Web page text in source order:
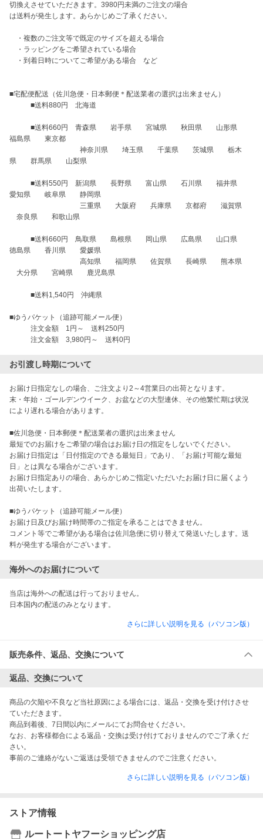
切換えさせていただきます。3980円未満のご注文の場合
は送料が発生します。あらかじめご了承ください。
・複数のご注文等で既定のサイズを超える場合
・ラッピングをご希望されている場合
・到着日時についてご希望がある場合　など
■宅配便配送（佐川急便・日本郵便＊配送業者の選択は出来ません）
■送料880円　北海道
■送料660円　青森県　　岩手県　　宮城県　　秋田県　　山形県
福島県　　東京都
神奈川県　　埼玉県　　千葉県　　茨城県　　栃木
県　　群馬県　　山梨県
■送料550円　新潟県　　長野県　　富山県　　石川県　　福井県
愛知県　　岐阜県　　静岡県
三重県　　大阪府　　兵庫県　　京都府　　滋賀県
奈良県　　和歌山県
■送料660円　鳥取県　　島根県　　岡山県　　広島県　　山口県
徳島県　　香川県　　愛媛県
高知県　　福岡県　　佐賀県　　長崎県　　熊本県
大分県　　宮崎県　　鹿児島県
■送料1,540円　沖縄県
■ゆうパケット（追跡可能メール便）
注文金額　1円～　送料250円
お引渡し時期について
お届け日指定なしの場合、ご注文より2～4営業日の出荷となります。
末・年始・ゴールデンウイーク、お盆などの大型連休、その他繁忙期は状況
により遅れる場合があります。
■佐川急便・日本郵便＊配送業者の選択は出来ません
最短でのお届けをご希望の場合はお届け日の指定をしないでください。
お届け日指定は「日付指定のできる最短日」であり、「お届け可能な最短
日」とは異なる場合がございます。
お届け日指定ありの場合、あらかじめご指定いただいたお届け日に届くよう
出荷いたします。
■ゆうパケット（追跡可能メール便）
お届け日及びお届け時間帯のご指定を承ることはできません。
コメント等でご希望がある場合は佐川急便に切り替えて発送いたします。送
料が発生する場合がございます。
海外へのお届けについて
当店は海外への配送は行っておりません。
日本国内の配送のみとなります。
さらに詳しい説明を見る（パソコン版）
販売条件、返品、交換について
返品、交換について
商品の欠陥や不良など当社原因による場合には、返品・交換を受け付けさせ
ていただきます。
商品到着後、7日間以内にメールにてお問合せください。
なお、お客様都合による返品・交換は受け付けておりませんのでご了承くだ
さい。
事前のご連絡がないご返送は受領できませんのでご注意ください。
さらに詳しい説明を見る（パソコン版）
ストア情報
ルートートヤフーショッピング店